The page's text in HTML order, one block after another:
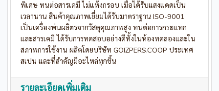
พิเศษ ทนต่อสารเคมี ไม่แห้งกรอบ เมื่อได้รับแสงแดดเป็น
เวลานาน สินค้าคุณภาพเยี่ยมได้รับมาตราฐาน ISO-9001
เป็นเครื่องพ่นผลิตรจากวัสดุคุณภาพสูง ทนต่อการกระแทก
และสารเคมี ได้รับการทดสอบอย่างดีทั้งในห้องทดลองและใน
สภาพการใช้งาน ผลิตโดยบริษัท GOIZPERS.COOP ประเทศ
สเปน และที่สำคัญมีอะไหล่ทุกชิ้น
รายละเอียดเพิ่มเติม